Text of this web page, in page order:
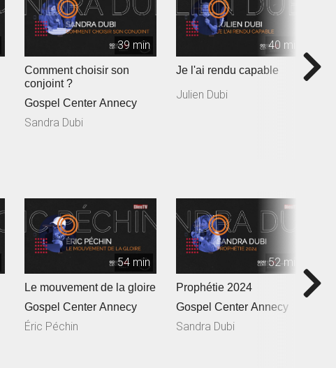
39 min
Comment choisir son
conjoint ?
Gospel Center Annecy
Sandra Dubi
40 min
Je l'ai rendu capable
Julien Dubi
54 min
Le mouvement de la gloire
Gospel Center Annecy
Éric Péchin
52 min
Prophétie 2024
Gospel Center Annecy
Sandra Dubi